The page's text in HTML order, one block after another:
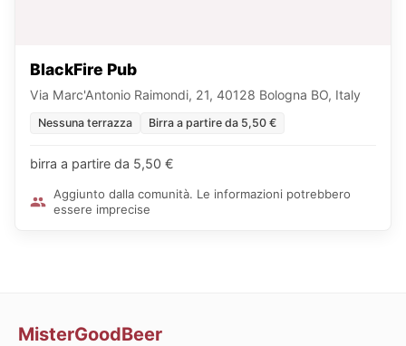
BlackFire Pub
Via Marc'Antonio Raimondi, 21, 40128 Bologna BO, Italy
Nessuna terrazza Birra a partire da 5,50 €
birra a partire da 5,50 €
Aggiunto dalla comunità. Le informazioni potrebbero
essere imprecise
MisterGoodBeer